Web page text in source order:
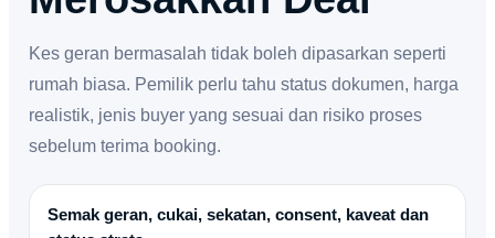
Kes geran bermasalah tidak boleh dipasarkan seperti
rumah biasa. Pemilik perlu tahu status dokumen, harga
realistik, jenis buyer yang sesuai dan risiko proses
sebelum terima booking.
Semak geran, cukai, sekatan, consent, kaveat dan